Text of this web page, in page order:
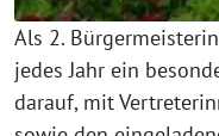
Als 2.
jedes Jahr ein
darauf, mit